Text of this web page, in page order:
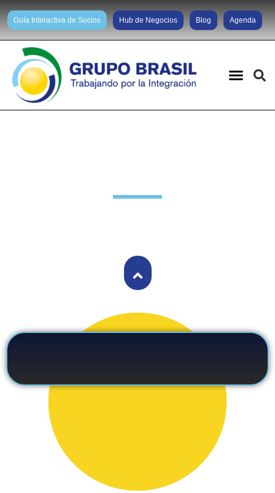
Guía Interactiva de Socios Hub de Negocios Blog Agenda